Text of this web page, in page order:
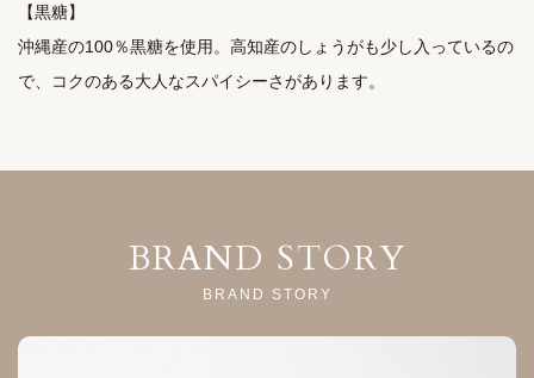
【黒糖】
沖縄産の100％黒糖を使用。高知産のしょうがも少し入っているの
で、コクのある大人なスパイシーさがあります。
BRAND STORY
BRAND STORY